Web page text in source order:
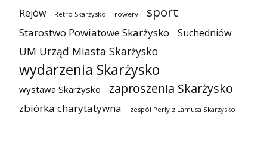
Rejów Retro Skarżysko rowery sport
Starostwo Powiatowe Skarżysko Suchedniów
UM Urząd Miasta Skarżysko
wydarzenia Skarżysko
wystawa Skarżysko zaproszenia Skarżysko
zbiórka charytatywna zespół Perły z Lamusa Skarżysko